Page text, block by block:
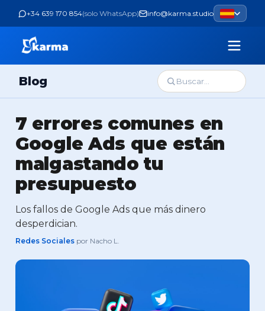
+34 639 170 854(solo WhatsApp) info@karma.studio
Blog
7 errores comunes en
Google Ads que están
malgastando tu
presupuesto
Los fallos de Google Ads que más dinero
desperdician.
Redes Sociales por Nacho L.